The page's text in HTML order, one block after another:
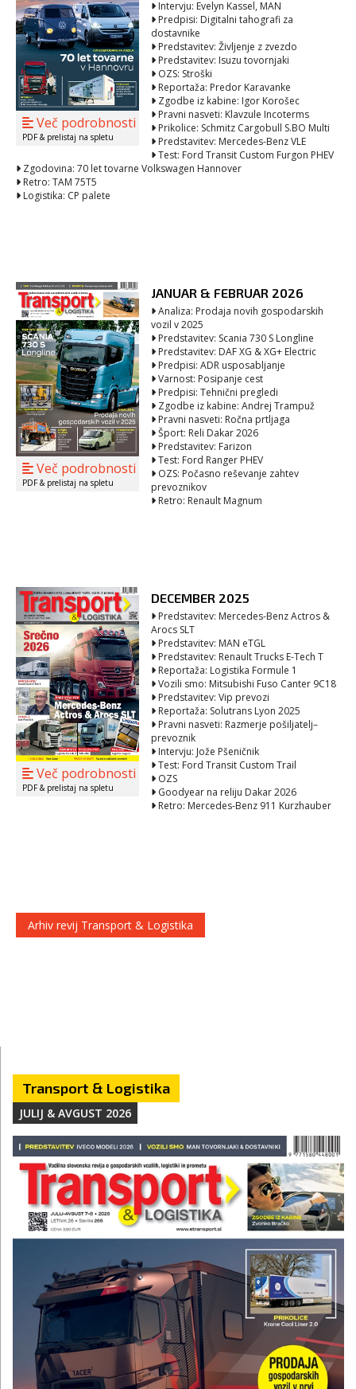
Več podrobnosti
PDF & prelistaj na spletu
Intervju: Evelyn Kassel, MAN
Predpisi: Digitalni tahografi za
dostavnike
Predstavitev: Življenje z zvezdo
Predstavitev: Isuzu tovornjaki
OZS: Stroški
Reportaža: Predor Karavanke
Zgodbe iz kabine: Igor Korošec
Pravni nasveti: Klavzule Incoterms
Prikolice: Schmitz Cargobull S.BO Multi
Predstavitev: Mercedes-Benz VLE
Test: Ford Transit Custom Furgon PHEV
Zgodovina: 70 let tovarne Volkswagen Hannover
Retro: TAM 75T5
Logistika: CP palete
Več podrobnosti
PDF & prelistaj na spletu
JANUAR & FEBRUAR 2026
Analiza: Prodaja novih gospodarskih
vozil v 2025
Predstavitev: Scania 730 S Longline
Predstavitev: DAF XG & XG+ Electric
Predpisi: ADR usposabljanje
Varnost: Posipanje cest
Predpisi: Tehnični pregledi
Zgodbe iz kabine: Andrej Trampuž
Pravni nasveti: Ročna prtljaga
Šport: Reli Dakar 2026
Predstavitev: Farizon
Test: Ford Ranger PHEV
OZS: Počasno reševanje zahtev
prevoznikov
Retro: Renault Magnum
Več podrobnosti
PDF & prelistaj na spletu
DECEMBER 2025
Predstavitev: Mercedes-Benz Actros &
Arocs SLT
Predstavitev: MAN eTGL
Predstavitev: Renault Trucks E-Tech T
Reportaža: Logistika Formule 1
Vozili smo: Mitsubishi Fuso Canter 9C18
Predstavitev: Vip prevozi
Reportaža: Solutrans Lyon 2025
Pravni nasveti: Razmerje pošiljatelj–
prevoznik
Intervju: Jože Pšeničnik
Test: Ford Transit Custom Trail
OZS
Goodyear na reliju Dakar 2026
Retro: Mercedes-Benz 911 Kurzhauber
Arhiv revij Transport & Logistika
Transport & Logistika
JULIJ & AVGUST 2026